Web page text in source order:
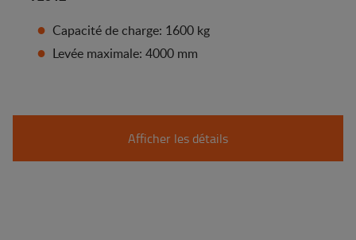
Capacité de charge: 1600 kg
Levée maximale: 4000 mm
Afficher les détails